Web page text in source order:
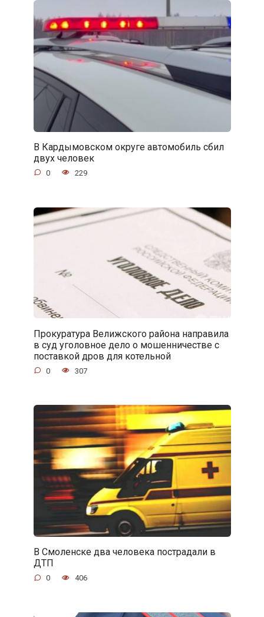
В Кардымовском округе автомобиль сбил
двух человек
0 229
Прокуратура Велижского района направила
в суд уголовное дело о мошенничестве с
поставкой дров для котельной
0 307
В Смоленске два человека пострадали в
ДТП
0 406